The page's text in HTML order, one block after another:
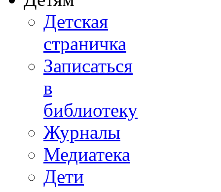
Детская
страничка
Записаться
в
библиотеку
Журналы
Медиатека
Дети